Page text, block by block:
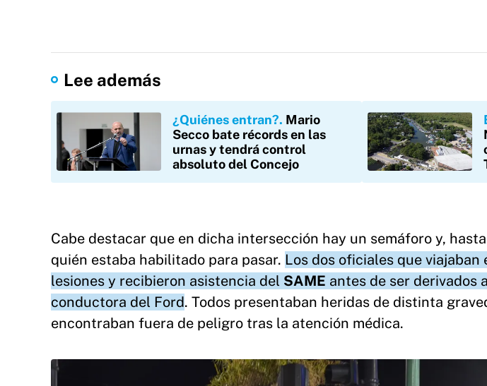
Lee además
¿Quiénes entran? Mario
Secco bate récords en las
urnas y tendrá control
absoluto del Concejo
Cabe destacar que en dicha intersección hay un semáforo y,
quién estaba habilitado para pasar. Los dos oficiales que
lesiones y recibieron asistencia del SAME antes de ser derivados
conductora del Ford. Todos presentaban heridas de distinta
encontraban fuera de peligro tras la atención médica.